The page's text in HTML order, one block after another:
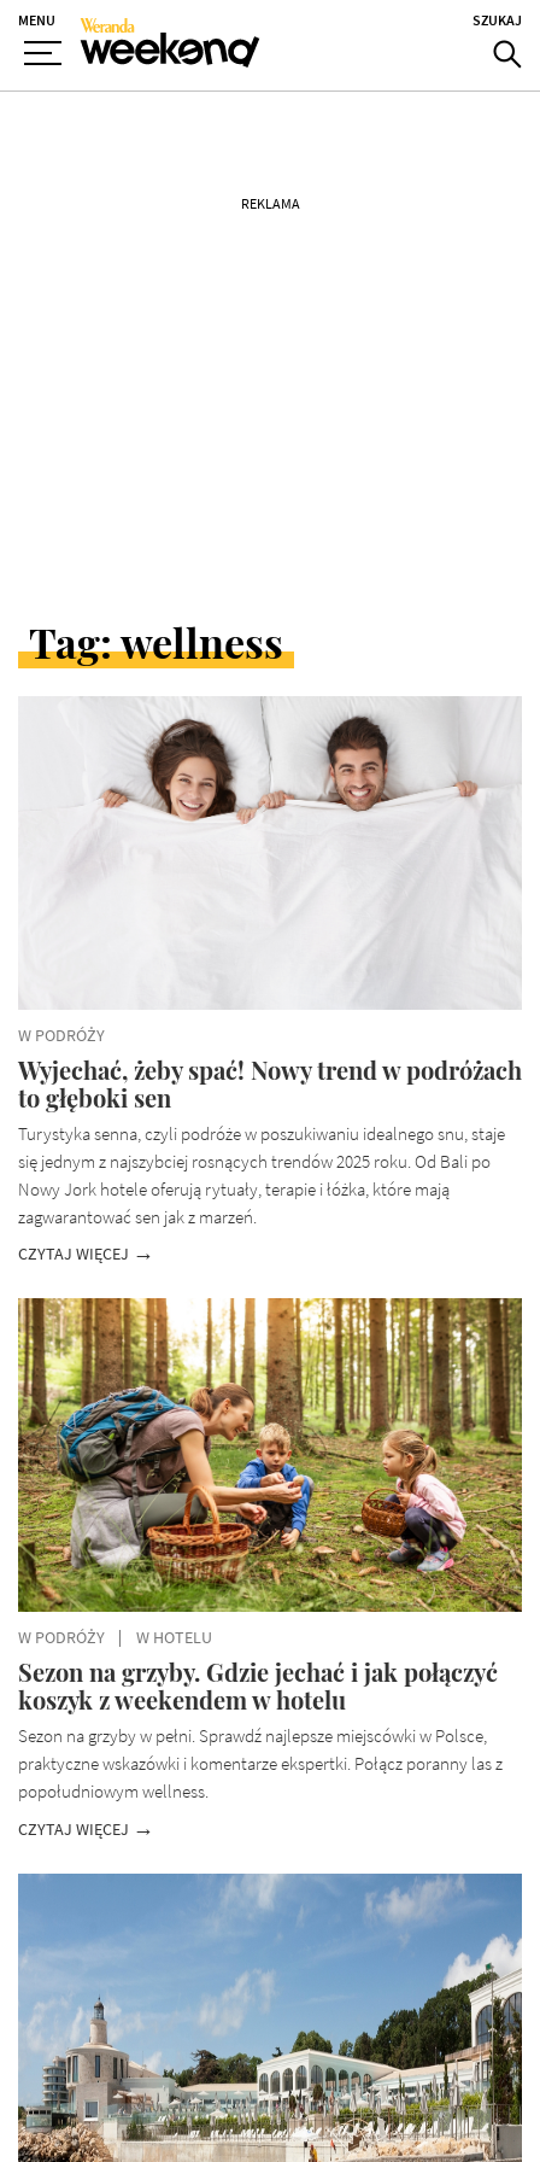
MENU SZUKAJ
REKLAMA
Tag: wellness
ARTYKUŁY
KATEGORII
W PODRÓŻY
Wyjechać, żeby spać! Nowy trend w podróżach
to głęboki sen
Turystyka senna, czyli podróże w poszukiwaniu idealnego snu, staje
się jednym z najszybciej rosnących trendów 2025 roku. Od Bali po
Nowy Jork hotele oferują rytuały, terapie i łóżka, które mają
zagwarantować sen jak z marzeń.
CZYTAJ WIĘCEJ
W PODRÓŻY W HOTELU
Sezon na grzyby. Gdzie jechać i jak połączyć
koszyk z weekendem w hotelu
Sezon na grzyby w pełni. Sprawdź najlepsze miejscówki w Polsce,
praktyczne wskazówki i komentarze ekspertki. Połącz poranny las z
popołudniowym wellness.
CZYTAJ WIĘCEJ